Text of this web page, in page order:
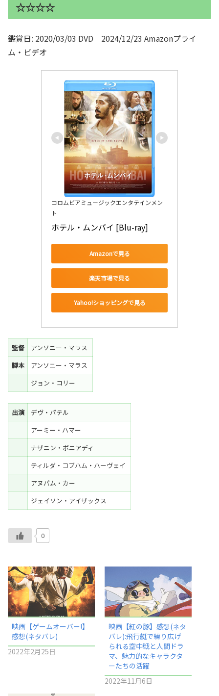
☆☆☆☆
鑑賞日: 2020/03/03 DVD 2024/12/23 Amazonプライ
ム・ビデオ
コロムビアミュージックエンタテインメン
ト
ホテル・ムンバイ [Blu-ray]
Amazonで見る
楽天市場で見る
Yahoo!ショッピングで見る
監督
アンソニー・マラス
脚本
アンソニー・マラス
ジョン・コリー
出演
デヴ・パテル
アーミー・ハマー
ナザニン・ボニアディ
ティルダ・コブハム・ハーヴェイ
アヌパム・カー
ジェイソン・アイザックス
0
映画【ゲームオーバー!】
感想(ネタバレ)
2022年2月25日
映画【紅の豚】感想(ネタ
バレ):飛行艇で繰り広げ
られる空中戦と人間ドラ
マ、魅力的なキャラクタ
ーたちの活躍
2022年11月6日